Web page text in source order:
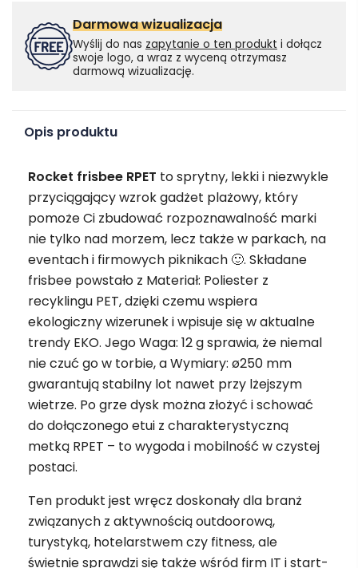
Darmowa wizualizacja
Wyślij do nas zapytanie o ten produkt i dołącz
swoje logo, a wraz z wyceną otrzymasz
darmową wizualizację.
Opis produktu
Rocket frisbee RPET to sprytny, lekki i niezwykle
przyciągający wzrok gadżet plażowy, który
pomoże Ci zbudować rozpoznawalność marki
nie tylko nad morzem, lecz także w parkach, na
eventach i firmowych piknikach 🙂. Składane
frisbee powstało z Materiał: Poliester z
recyklingu PET, dzięki czemu wspiera
ekologiczny wizerunek i wpisuje się w aktualne
trendy EKO. Jego Waga: 12 g sprawia, że niemal
nie czuć go w torbie, a Wymiary: ø250 mm
gwarantują stabilny lot nawet przy lżejszym
wietrze. Po grze dysk można złożyć i schować
do dołączonego etui z charakterystyczną
metką RPET – to wygoda i mobilność w czystej
postaci.
Ten produkt jest wręcz doskonały dla branż
związanych z aktywnością outdoorową,
turystyką, hotelarstwem czy fitness, ale
świetnie sprawdzi się także wśród firm IT i start-